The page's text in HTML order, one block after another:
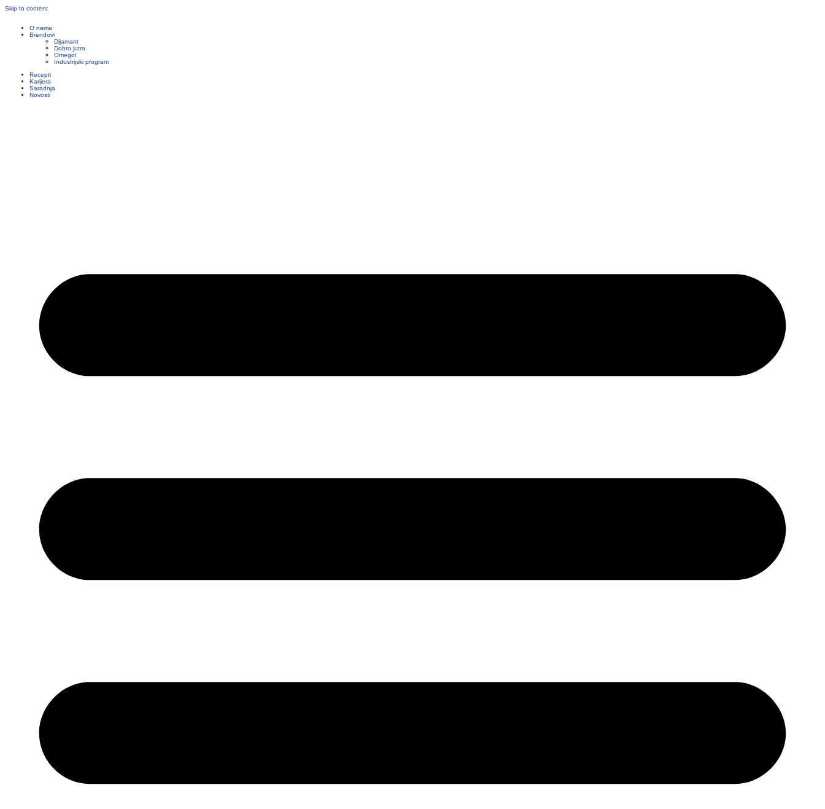
Skip to content
O nama
Brendovi
Dijamant
Dobro jutro
Omegol
Industrijski program
Recepti
Karijera
Saradnja
Novosti